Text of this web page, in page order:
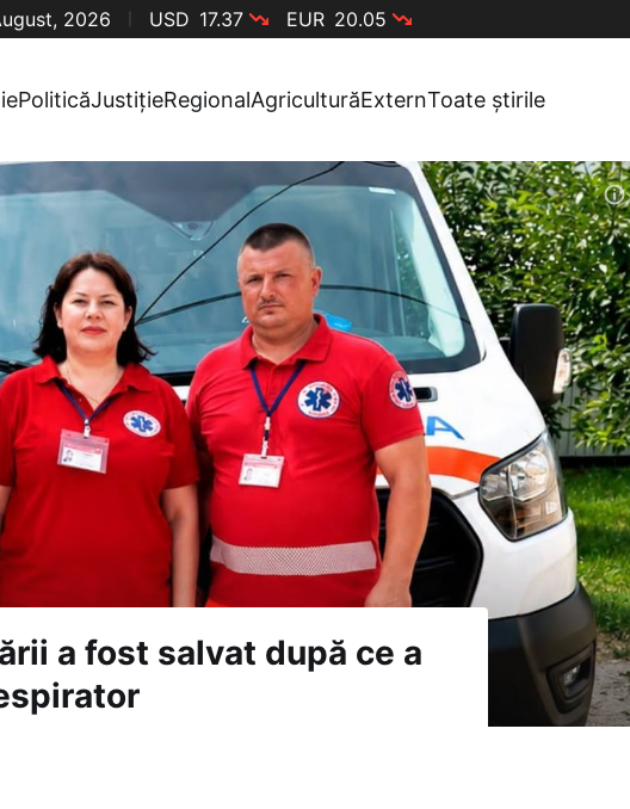
2026 USD 17.37 EUR 20.05
PoliticăJustițieRegionalAgriculturăExternToate știrile
a fost salvat după ce a